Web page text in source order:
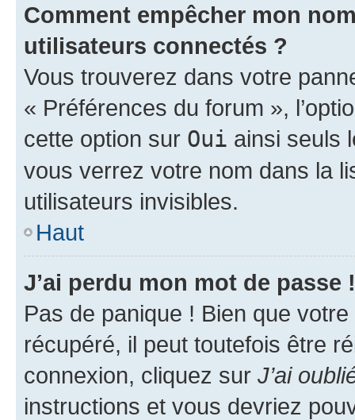
Comment empêcher mon
utilisateurs connectés ?
Vous trouverez dans votre
« Préférences du forum »,
cette option sur Oui ainsi seuls
vous verrez votre nom dans la
utilisateurs invisibles.
Haut
J’ai perdu mon mot de passe !
Pas de panique ! Bien que
récupéré, il peut toutefois être
connexion, cliquez sur J’ai
instructions et vous devriez